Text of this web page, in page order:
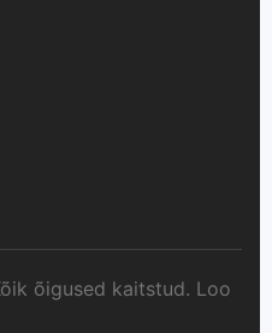
õigused kaitstud. Loo